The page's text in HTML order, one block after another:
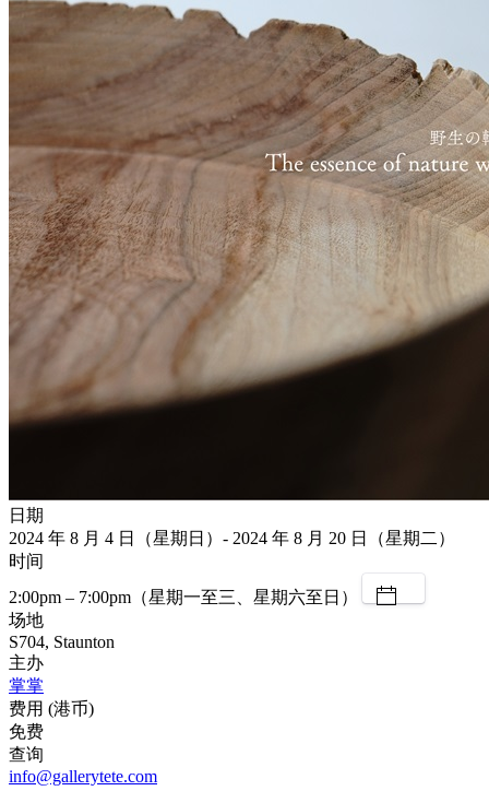
日期
2024 年 8 月 4 日（星期日）- 2024 年 8 月 20 日（星期二）
时间
2:00pm – 7:00pm（星期一至三、星期六至日）
场地
S704, Staunton
主办
掌掌
费用 (港币)
免费
查询
info@gallerytete.com